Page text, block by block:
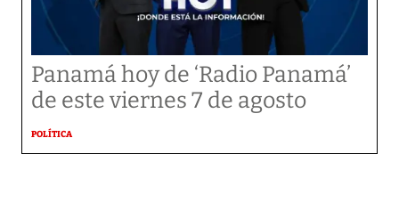
Panamá hoy de ‘Radio Panamá’
de este viernes 7 de agosto
POLÍTICA